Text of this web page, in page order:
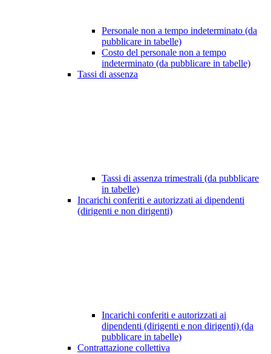
Personale non a tempo indeterminato (da
pubblicare in tabelle)
Costo del personale non a tempo
indeterminato (da pubblicare in tabelle)
Tassi di assenza
Tassi di assenza trimestrali (da pubblicare
in tabelle)
Incarichi conferiti e autorizzati ai dipendenti
(dirigenti e non dirigenti)
Incarichi conferiti e autorizzati ai
dipendenti (dirigenti e non dirigenti) (da
pubblicare in tabelle)
Contrattazione collettiva